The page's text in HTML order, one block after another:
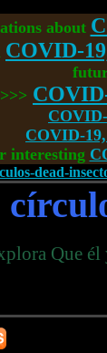
about
COVID-
COVID-
interesting
dead-
Que él